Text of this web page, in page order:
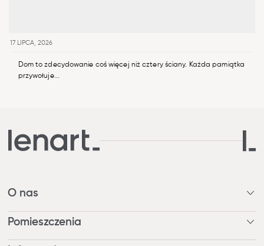
17 LIPCA, 2026
Dom to zdecydowanie coś więcej niż cztery ściany. Każda pamiątka
przywołuje...
O nas
Kim jesteśmy?
Nasza odpowiedzialność
Pomieszczenia